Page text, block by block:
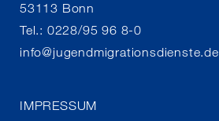
53113 Bonn
Tel.: 0228/95 96 8-0
info@jugendmigrationsdienste.de
IMPRESSUM